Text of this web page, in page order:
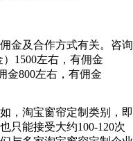
及合作方式有关。咨询
1500左右，有佣金
金800左右，有佣金
淘宝窗帘定制类别，即
只能接受大约100-120次